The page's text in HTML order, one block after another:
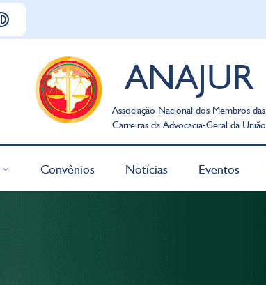
ANAJUR
Associação Nacional dos Membros das
Carreiras da Advocacia-Geral da União
Convênios Notícias Eventos